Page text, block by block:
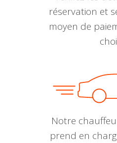
réservation et
moyen de
Notre
prend en